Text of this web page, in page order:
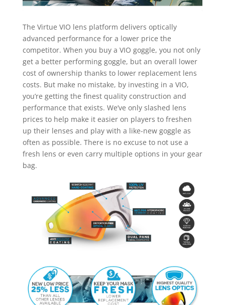
The Virtue VIO lens platform delivers optically
advanced performance for a lower price the
competitor. When you buy a VIO goggle, you not only
get a better performing goggle, but an overall lower
cost of ownership thanks to lower replacement lens
costs. But make no mistake, by investing in a VIO,
you’re getting the finest quality construction and
performance that exists. We’ve only slashed lens
prices to help make it easier on players to freshen
up their lenses and play with a like-new goggle as
often as possible. There is no excuse to not use a
fresh lens or even carry multiple options in your gear
bag.